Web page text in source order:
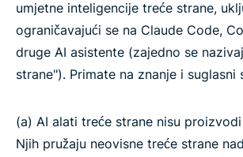
umjetne inteligencije treće strane,
ograničavajući se na Claude Code,
druge AI asistente (zajedno se
strane"). Primate na znanje i suglasni
(a) AI alati treće strane nisu
Njih pružaju neovisne treće strane